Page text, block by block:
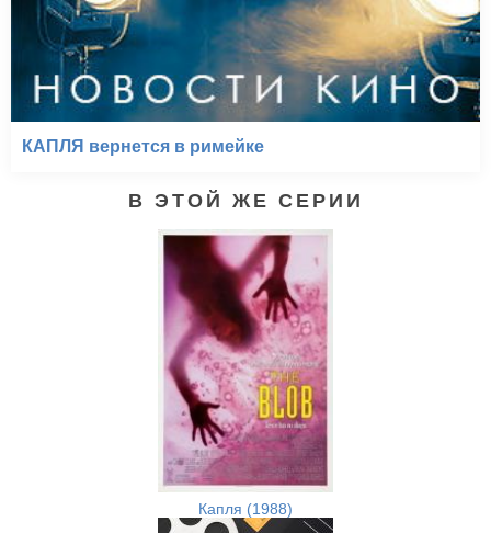
КАПЛЯ вернется в римейке
В ЭТОЙ ЖЕ СЕРИИ
Капля (1988)